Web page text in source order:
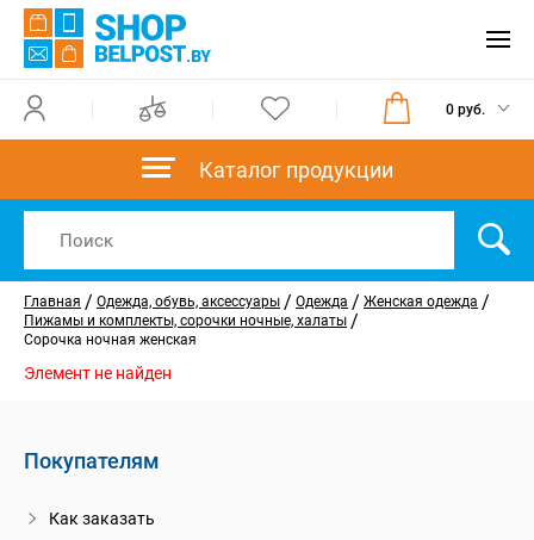
0 руб.
Каталог продукции
Главная / Одежда, обувь, аксессуары / Одежда / Женская одежда /
Пижамы и комплекты, сорочки ночные, халаты /
Сорочка ночная женская
Элемент не найден
Покупателям
Как заказать